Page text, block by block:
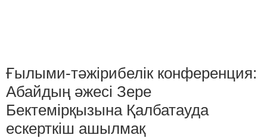
Ғылыми-тәжірибелік конференция:
Абайдың әжесі Зере
Бектемірқызына Қалбатауда
ескерткіш ашылмақ